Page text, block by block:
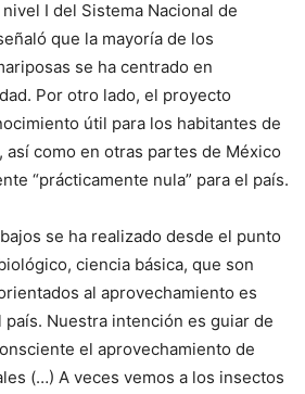
I del Sistema Nacional de
que la mayoría de los
se ha centrado en
Por otro lado, el proyecto
útil para los habitantes de
así como en otras partes de México
“prácticamente nula” para el país.
se ha realizado desde el punto
ciencia básica, que son
al aprovechamiento es
Nuestra intención es guiar de
el aprovechamiento de
(…) A veces vemos a los insectos